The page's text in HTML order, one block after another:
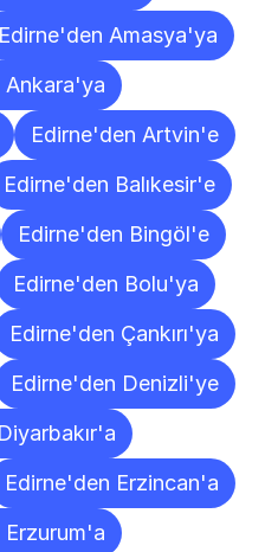
Edirne'den Amasya'ya
Ankara'ya
Edirne'den Artvin'e
Edirne'den Balıkesir'e
Edirne'den Bingöl'e
Edirne'den Bolu'ya
Edirne'den Çankırı'ya
Edirne'den Denizli'ye
Edirne'den Erzincan'a